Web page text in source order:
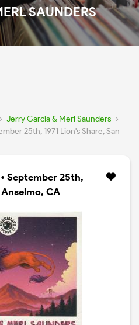
SAUNDERS
› Jerry Garcia & Merl Saunders ›
25th, 1971 Lion's Share, San
September 25th,
Anselmo, CA